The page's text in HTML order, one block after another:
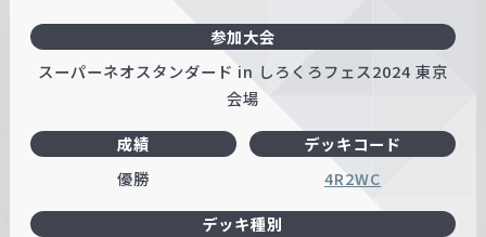
参加大会
スーパーネオスタンダード in しろくろフェス2024 東京
会場
成績
優勝
デッキコード
4R2WC
デッキ種別